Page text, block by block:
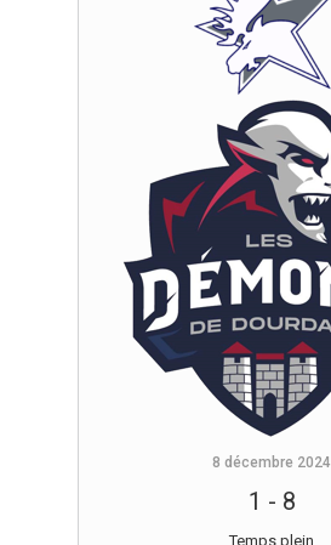
8 décembre 2024
1 - 8
Temps plein